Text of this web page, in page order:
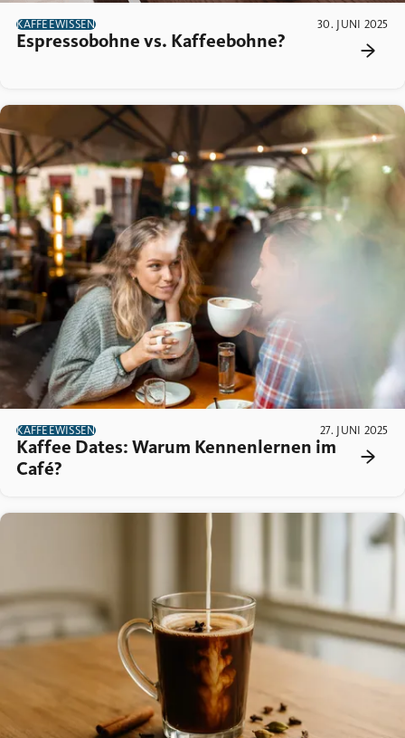
KAFFEEWISSEN 30. JUNI 2025
Espressobohne vs. Kaffeebohne?
KAFFEEWISSEN 27. JUNI 2025
Kaffee Dates: Warum Kennenlernen im
Café?